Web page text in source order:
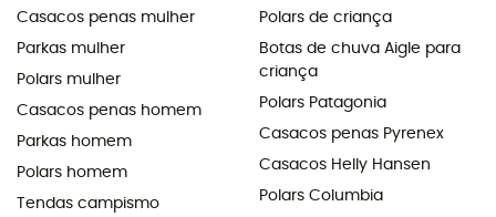
Casacos penas mulher
Parkas mulher
Polars mulher
Casacos penas homem
Parkas homem
Polars homem
Tendas campismo
Polars de criança
Botas de chuva Aigle para
criança
Polars Patagonia
Casacos penas Pyrenex
Casacos Helly Hansen
Polars Columbia